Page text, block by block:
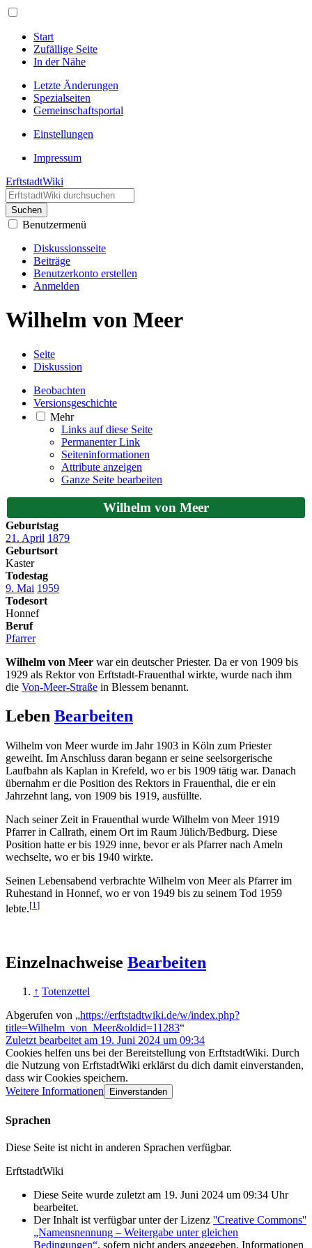
Start
Zufällige Seite
In der Nähe
Letzte Änderungen
Spezialseiten
Gemeinschafts­portal
Einstellungen
Impressum
ErftstadtWiki
Suchen
Benutzermenü
Diskussionsseite
Beiträge
Benutzerkonto erstellen
Anmelden
Wilhelm von Meer
Seite
Diskussion
Beobachten
Versionsgeschichte
Mehr
Links auf diese Seite
Permanenter Link
Seiten­­informationen
Attribute anzeigen
Ganze Seite bearbeiten
Wilhelm von Meer
Geburtstag
21. April 1879
Geburtsort
Kaster
Todestag
9. Mai 1959
Todesort
Honnef
Beruf
Pfarrer
Wilhelm von Meer war ein deutscher Priester. Da er von 1909 bis
1929 als Rektor von Erftstadt-Frauenthal wirkte, wurde nach ihm
die Von-Meer-Straße in Blessem benannt.
Leben Bearbeiten
Wilhelm von Meer wurde im Jahr 1903 in Köln zum Priester
geweiht. Im Anschluss daran begann er seine seelsorgerische
Laufbahn als Kaplan in Krefeld, wo er bis 1909 tätig war. Danach
übernahm er die Position des Rektors in Frauenthal, die er ein
Jahrzehnt lang, von 1909 bis 1919, ausfüllte.
Nach seiner Zeit in Frauenthal wurde Wilhelm von Meer 1919
Pfarrer in Callrath, einem Ort im Raum Jülich/Bedburg. Diese
Position hatte er bis 1929 inne, bevor er als Pfarrer nach Ameln
wechselte, wo er bis 1940 wirkte.
Seinen Lebensabend verbrachte Wilhelm von Meer als Pfarrer im
Ruhestand in Honnef, wo er von 1949 bis zu seinem Tod 1959
lebte.[1]
Einzelnachweise Bearbeiten
↑ Totenzettel
Abgerufen von „https://erftstadtwiki.de/w/index.php?
title=Wilhelm_von_Meer&oldid=11283“
Zuletzt bearbeitet am 19. Juni 2024 um 09:34
Cookies helfen uns bei der Bereitstellung von ErftstadtWiki. Durch
die Nutzung von ErftstadtWiki erklärst du dich damit einverstanden,
dass wir Cookies speichern.
Weitere Informationen
Einverstanden
Sprachen
Diese Seite ist nicht in anderen Sprachen verfügbar.
ErftstadtWiki
Diese Seite wurde zuletzt am 19. Juni 2024 um 09:34 Uhr
bearbeitet.
Der Inhalt ist verfügbar unter der Lizenz ''Creative Commons''
„Namensnennung – Weitergabe unter gleichen
Bedingungen“, sofern nicht anders angegeben. Informationen